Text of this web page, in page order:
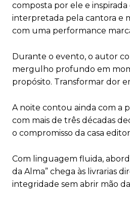
composta por ele e
interpretada pela cantora e
com uma performance
Durante o evento, o autor
mergulho profundo em
propósito. Transformar dor
A noite contou ainda com a
com mais de três décadas
o compromisso da casa
Com linguagem fluida,
da Alma” chega às livrarias
integridade sem abrir mão